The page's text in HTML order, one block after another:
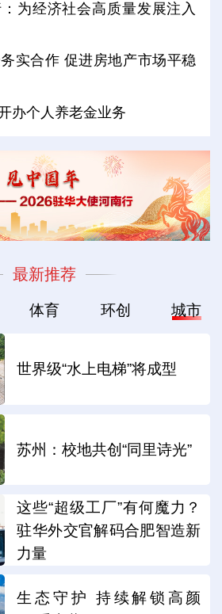
为经济社会高质量发展注入
实合作 促进房地产市场平稳
办个人养老金业务
最新推荐
体育 环创 城市
世界级“水上电梯”将成型
苏州：校地共创“同里诗光”
这些“超级工厂”有何魔力？
驻华外交官解码合肥智造新
力量
生态守护 持续解锁高颜